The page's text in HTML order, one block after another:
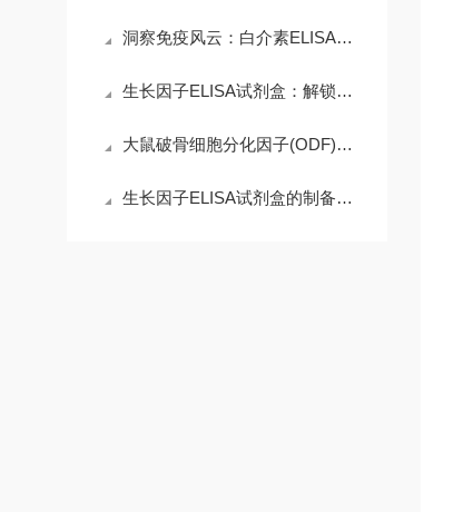
洞察免疫风云：白介素ELISA试剂盒在科研与临床中的核心价值
生长因子ELISA试剂盒：解锁科研精准需求，赋能高效检测核心优势
大鼠破骨细胞分化因子(ODF)ELISA试剂盒的操作注意事项
生长因子ELISA试剂盒的制备工艺探索